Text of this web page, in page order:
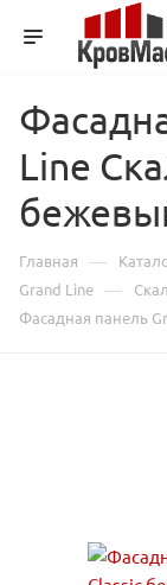
Line
Главная —
Grand Line —
Фасадная панель